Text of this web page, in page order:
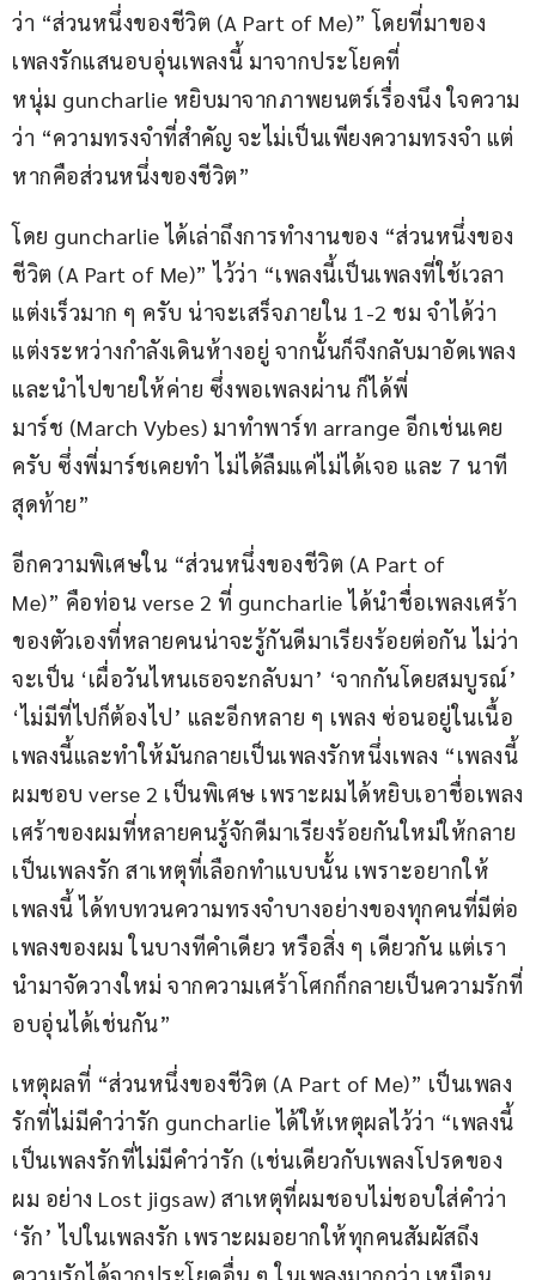
ว่า “ส่วนหนึ่งของชีวิต (A Part of Me)” โดยที่มาของ
เพลงรักแสนอบอุ่นเพลงนี้ มาจากประโยคที่
หนุ่ม guncharlie หยิบมาจากภาพยนตร์เรื่องนึง ใจความ
ว่า “ความทรงจำที่สำคัญ จะไม่เป็นเพียงความทรงจำ แต่
หากคือส่วนหนึ่งของชีวิต”
โดย guncharlie ได้เล่าถึงการทำงานของ “ส่วนหนึ่งของ
ชีวิต (A Part of Me)” ไว้ว่า “เพลงนี้เป็นเพลงที่ใช้เวลา
แต่งเร็วมาก ๆ ครับ น่าจะเสร็จภายใน 1-2 ชม จำได้ว่า
แต่งระหว่างกำลังเดินห้างอยู่ จากนั้นก็จึงกลับมาอัดเพลง
และนำไปขายให้ค่าย ซึ่งพอเพลงผ่าน ก็ได้พี่
มาร์ช (March Vybes) มาทำพาร์ท arrange อีกเช่นเคย
ครับ ซึ่งพี่มาร์ชเคยทำ ไม่ได้ลืมแค่ไม่ได้เจอ และ 7 นาที
สุดท้าย”
อีกความพิเศษใน “ส่วนหนึ่งของชีวิต (A Part of
Me)” คือท่อน verse 2 ที่ guncharlie ได้นำชื่อเพลงเศร้า
ของตัวเองที่หลายคนน่าจะรู้กันดีมาเรียงร้อยต่อกัน ไม่ว่า
จะเป็น ‘เผื่อวันไหนเธอจะกลับมา’ ‘จากกันโดยสมบูรณ์’
‘ไม่มีที่ไปก็ต้องไป’ และอีกหลาย ๆ เพลง ซ่อนอยู่ในเนื้อ
เพลงนี้และทำให้มันกลายเป็นเพลงรักหนึ่งเพลง “เพลงนี้
ผมชอบ verse 2 เป็นพิเศษ เพราะผมได้หยิบเอาชื่อเพลง
เศร้าของผมที่หลายคนรู้จักดีมาเรียงร้อยกันใหม่ให้กลาย
เป็นเพลงรัก สาเหตุที่เลือกทำแบบนั้น เพราะอยากให้
เพลงนี้ ได้ทบทวนความทรงจำบางอย่างของทุกคนที่มีต่อ
เพลงของผม ในบางทีคำเดียว หรือสิ่ง ๆ เดียวกัน แต่เรา
นำมาจัดวางใหม่ จากความเศร้าโศกก็กลายเป็นความรักที่
อบอุ่นได้เช่นกัน”
เหตุผลที่ “ส่วนหนึ่งของชีวิต (A Part of Me)” เป็นเพลง
รักที่ไม่มีคำว่ารัก guncharlie ได้ให้เหตุผลไว้ว่า “เพลงนี้
เป็นเพลงรักที่ไม่มีคำว่ารัก (เช่นเดียวกับเพลงโปรดของ
ผม อย่าง Lost jigsaw) สาเหตุที่ผมชอบไม่ชอบใส่คำว่า
‘รัก’ ไปในเพลงรัก เพราะผมอยากให้ทุกคนสัมผัสถึง